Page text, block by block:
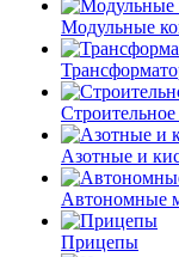
Модульные
Азотные и
Автономные
Прицепы